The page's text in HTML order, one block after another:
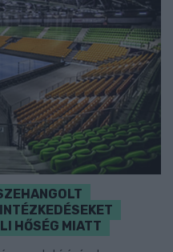
HŐSÉG MIATT